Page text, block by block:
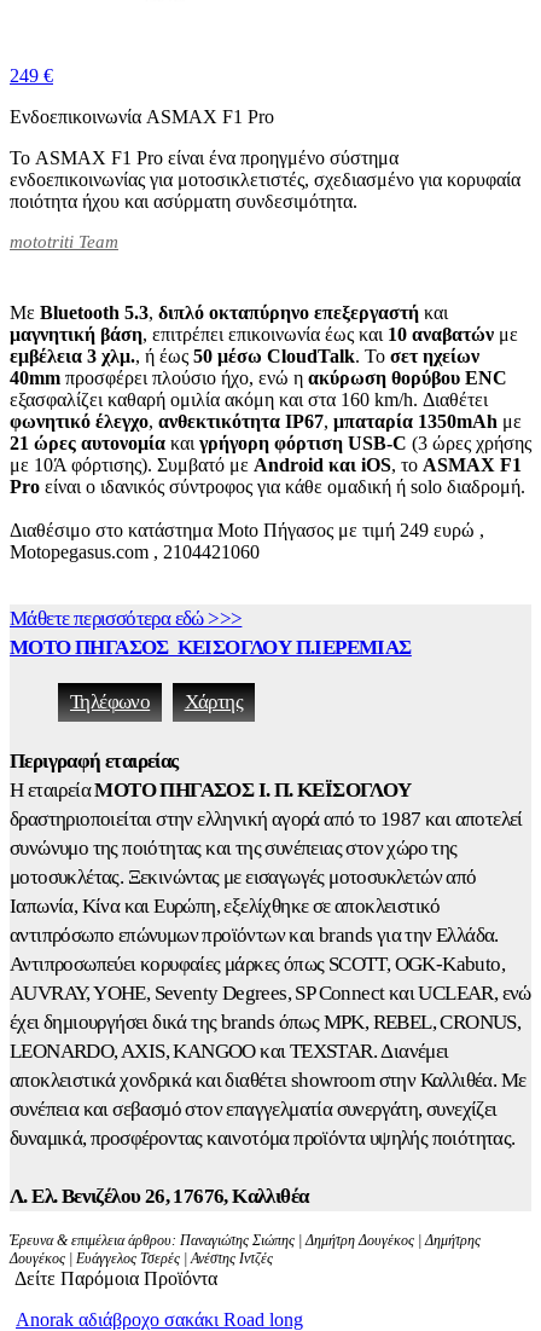
249 €
Ενδοεπικοινωνία ASMAX F1 Pro
Το ASMAX F1 Pro είναι ένα προηγμένο σύστημα
ενδοεπικοινωνίας για μοτοσικλετιστές, σχεδιασμένο για κορυφαία
ποιότητα ήχου και ασύρματη συνδεσιμότητα.
mototriti Team
Με Bluetooth 5.3, διπλό οκταπύρηνο επεξεργαστή και
μαγνητική βάση, επιτρέπει επικοινωνία έως και 10 αναβατών με
εμβέλεια 3 χλμ., ή έως 50 μέσω CloudTalk. Το σετ ηχείων
40mm προσφέρει πλούσιο ήχο, ενώ η ακύρωση θορύβου ENC
εξασφαλίζει καθαρή ομιλία ακόμη και στα 160 km/h. Διαθέτει
φωνητικό έλεγχο, ανθεκτικότητα IP67, μπαταρία 1350mAh με
21 ώρες αυτονομία καιγρήγορη φόρτιση USB-C (3 ώρες χρήσης
με 10Ά φόρτισης). Συμβατό με Android και iOS, το ASMAX F1
Pro είναι ο ιδανικός σύντροφος για κάθε ομαδική ή solo διαδρομή.
Διαθέσιμο στο κατάστημα Moto Πήγασος με τιμή 249 ευρώ ,
Motopegasus.com , 2104421060
Μάθετε περισσότερα εδώ >>>
ΜΟΤΟ ΠΗΓΑΣΟΣ ΚΕΙΣΟΓΛΟΥ Π.ΙΕΡΕΜΙΑΣ
Τηλέφωνο Χάρτης
Περιγραφή εταιρείας
Η εταιρείαΜΟΤΟ ΠΗΓΑΣΟΣ Ι. Π. ΚΕΪΣΟΓΛΟΥ
δραστηριοποιείται στην ελληνική αγορά από το 1987 και αποτελεί
συνώνυμο της ποιότητας και της συνέπειας στον χώρο της
μοτοσυκλέτας. Ξεκινώντας με εισαγωγές μοτοσυκλετών από
Ιαπωνία, Κίνα και Ευρώπη, εξελίχθηκε σε αποκλειστικό
αντιπρόσωπο επώνυμων προϊόντων και brands για την Ελλάδα.
Αντιπροσωπεύει κορυφαίες μάρκες όπως SCOTT, OGK-Kabuto,
AUVRAY, YOHE, Seventy Degrees, SP Connect και UCLEAR, ενώ
έχει δημιουργήσει δικά της brands όπως MPK, REBEL, CRONUS,
LEONARDO, AXIS, KANGOO και TEXSTAR. Διανέμει
αποκλειστικά χονδρικά και διαθέτει showroom στην Καλλιθέα. Με
συνέπεια και σεβασμό στον επαγγελματία συνεργάτη, συνεχίζει
δυναμικά, προσφέροντας καινοτόμα προϊόντα υψηλής ποιότητας.
Λ. Ελ. Βενιζέλου 26, 17676, Καλλιθέα
Έρευνα & επιμέλεια άρθρου: Παναγιώτης Σιώπης | Δημήτρη Δουγέκος | Δημήτρης
Δουγέκος | Ευάγγελος Τσερές | Ανέστης Ιντζές
Δείτε Παρόμοια Προϊόντα
Anorak αδιάβροχο σακάκι Road long